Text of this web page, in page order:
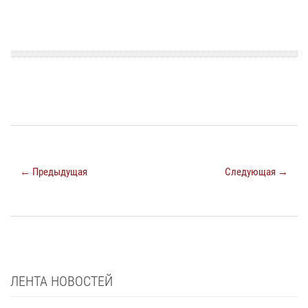
← Предыдущая Следующая →
ЛЕНТА НОВОСТЕЙ